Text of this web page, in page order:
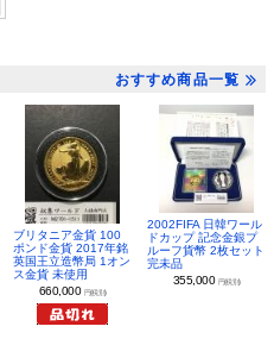
おすすめ商品一覧
ブリタニア金貨 100
ポンド金貨 2017年銘
英国王立造幣局 1オン
ス金貨 未使用
660,000 円(税別)
2002FIFA 日韓ワール
ドカップ 記念金銀プ
ルーフ貨幣 2枚セット
完未品
355,000 円(税別)